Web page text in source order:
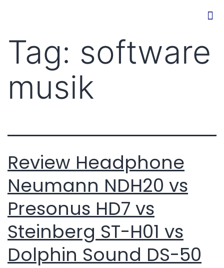
Tag: software
musik
Review Headphone
Neumann NDH20 vs
Presonus HD7 vs
Steinberg ST-H01 vs
Dolphin Sound DS-50